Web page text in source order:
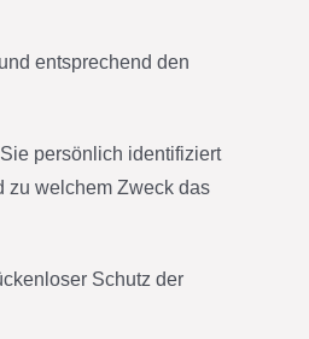
entsprechend den
persönlich identifiziert
zu welchem Zweck das
Schutz der